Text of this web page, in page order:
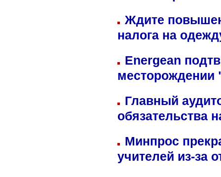
Ждите
налога на
Energean
Главный
обязательства
Минпрос
учителей из-за